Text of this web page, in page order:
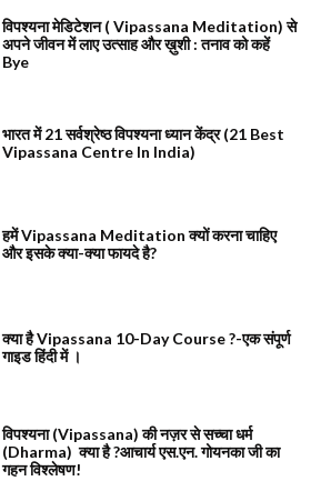
विपश्यना मेडिटेशन ( Vipassana Meditation) से
अपने जीवन में लाए उत्साह और ख़ुशी : तनाव को कहें
Bye
भारत में 21 सर्वश्रेष्ठ विपश्यना ध्यान केंद्र (21 Best
Vipassana Centre In India)
हमें Vipassana Meditation क्यों करना चाहिए
और इसके क्या-क्या फायदे है?
क्या है Vipassana 10-Day Course ?-एक संपूर्ण
गाइड हिंदी में ।
विपश्यना (Vipassana) की नज़र से सच्चा धर्म
(Dharma) क्या है ?आचार्य एस.एन. गोयनका जी का
गहन विश्लेषण!